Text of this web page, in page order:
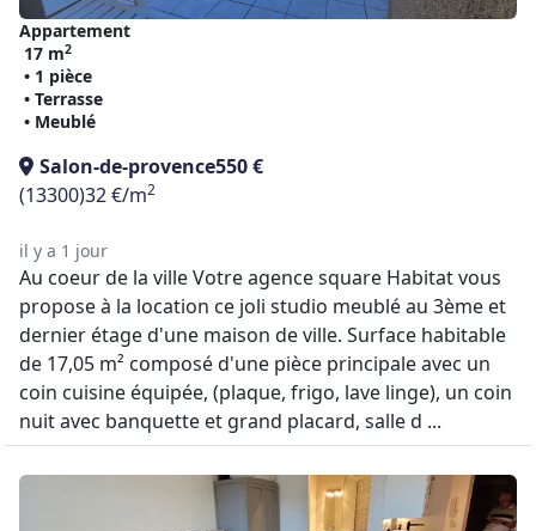
Appartement
17 m2
• 1 pièce
• Terrasse
• Meublé
Salon-de-provence550 €
(13300)32 €/m2
il y a 1 jour
Au coeur de la ville Votre agence square Habitat vous
propose à la location ce joli studio meublé au 3ème et
dernier étage d'une maison de ville. Surface habitable
de 17,05 m² composé d'une pièce principale avec un
coin cuisine équipée, (plaque, frigo, lave linge), un coin
nuit avec banquette et grand placard, salle d ...